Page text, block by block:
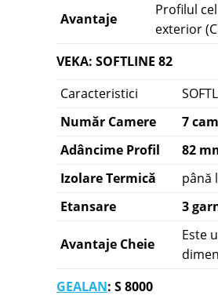
Avantaje
Profilul
exterior
VEKA: SOFTLINE 82
Caracteristici
Număr Camere
7
Adâncime Profil
82
Izolare Termică
până
Etansare
3
Avantaje Cheie
Este
GEALAN: S 8000